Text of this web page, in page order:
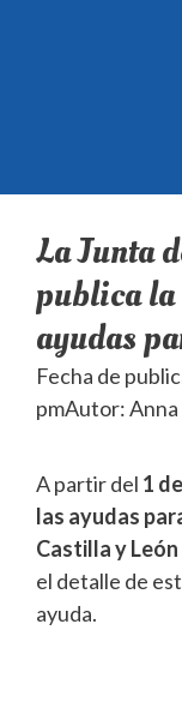
La Junta
publica la
ayudas
Fecha de
pmAutor:
A partir del 1
las ayudas
Castilla y
el detalle de
ayuda.